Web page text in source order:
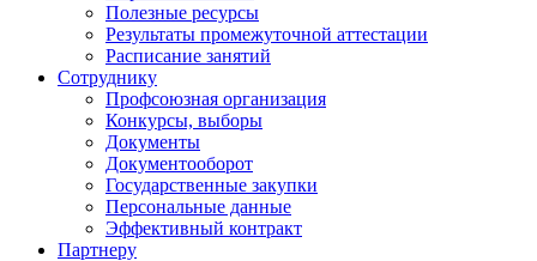
Полезные ресурсы
Результаты промежуточной аттестации
Расписание занятий
Сотруднику
Профсоюзная организация
Конкурсы, выборы
Документы
Документооборот
Государственные закупки
Персональные данные
Эффективный контракт
Партнеру